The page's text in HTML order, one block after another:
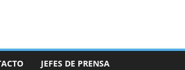
JEFES DE PRENSA